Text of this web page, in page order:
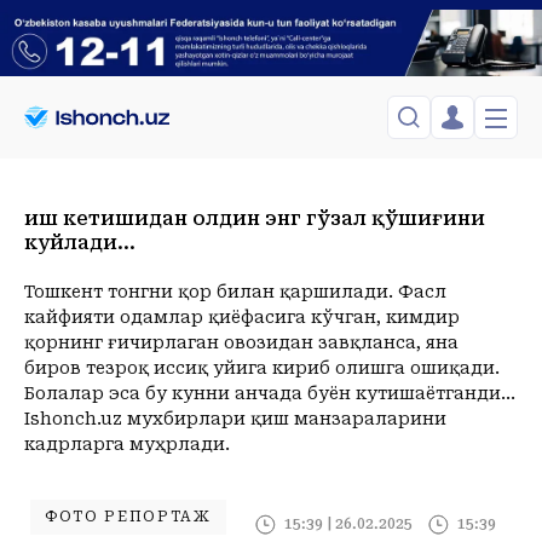
Сиёсат
Спорт
Жамият
Иқтисод
ТАҲЛИЛ
ХОРИЖ
Иқтисод
Сиёсат
ЎЗГАЧА РАКУРС
МЕҲНАТ ҲУҚУҚИ
ИНТЕРВЬЮ
Telefon raqamingizni kiritng
Tasdiqlash kodini SMS orqali yuboramiz
Менинг саҳифам
Менинг жавоним
Chiqish
Juma, 07-August
+34 C
Hozir
+34C
14:00
+35 C
15:00
+35C
16:00
+35C
17:00 18:00 19:00 20:00
Қиш кетишидан олдин энг гўзал қўшиғини
куйлади...
Тошкент тонгни қор билан қаршилади. Фасл
кайфияти одамлар қиёфасига кўчган, кимдир
қорнинг ғичирлаган овозидан завқланса, яна
биров тезроқ иссиқ уйига кириб олишга ошиқади.
Болалар эса бу кунни анчада буён кутишаётганди...
Ishonch.uz мухбирлари қиш манзараларини
кадрларга муҳрлади.
ФОТО РЕПОРТАЖ 15:39 | 26.02.2025 15:39